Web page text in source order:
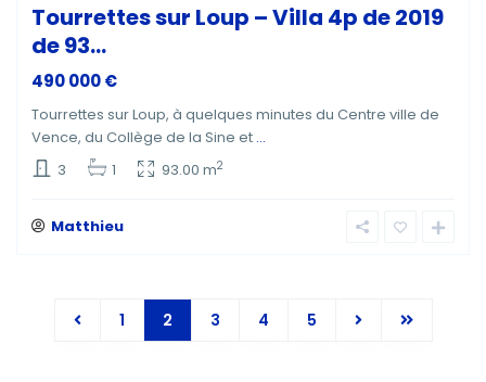
Tourrettes sur Loup – Villa 4p de 2019
de 93...
490 000 €
Tourrettes sur Loup, à quelques minutes du Centre ville de
Vence, du Collège de la Sine et ...
3
1 93.00 m2
Matthieu
1 2 3 4 5